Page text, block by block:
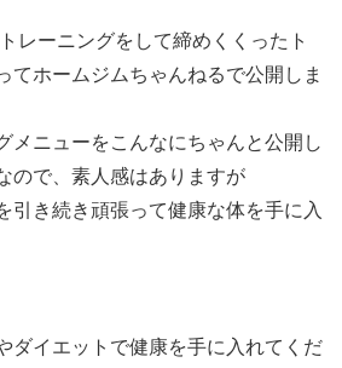
レーニングをして締めくくったト
てホームジムちゃんねるで公開しま
メニューをこんなにちゃんと公開し
ので、素人感はありますが
引き続き頑張って健康な体を手に入
ダイエットで健康を手に入れてくだ